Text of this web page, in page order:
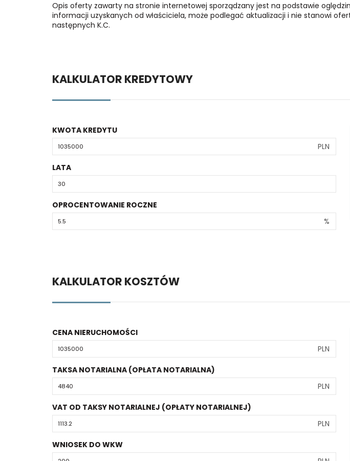
Opis oferty zawarty na stronie internetowej sporządzany jest na podstawie
informacji uzyskanych od właściciela, może podlegać aktualizacji i nie stanowi
następnych K.C.
KALKULATOR KREDYTOWY
KWOTA KREDYTU
PLN
LATA
OPROCENTOWANIE ROCZNE
%
KALKULATOR KOSZTÓW
CENA NIERUCHOMOŚCI
PLN
TAKSA NOTARIALNA (OPŁATA NOTARIALNA)
PLN
VAT OD TAKSY NOTARIALNEJ (OPŁATY NOTARIALNEJ)
PLN
WNIOSEK DO WKW